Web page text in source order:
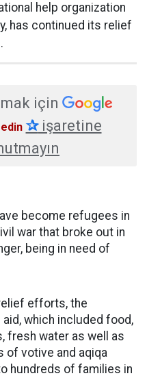
help organization
has continued its relief
için
✰işaretine
become refugees in
war that broke out in
being in need of
efforts, the
aid, which included food,
fresh water as well as
of votive and aqiqa
hundreds of families in